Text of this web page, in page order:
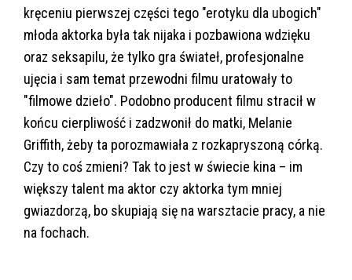
kręceniu pierwszej części tego "erotyku dla ubogich"
młoda aktorka była tak nijaka i pozbawiona wdzięku
oraz seksapilu, że tylko gra świateł, profesjonalne
ujęcia i sam temat przewodni filmu uratowały to
"filmowe dzieło". Podobno producent filmu stracił w
końcu cierpliwość i zadzwonił do matki, Melanie
Griffith, żeby ta porozmawiała z rozkapryszoną córką.
Czy to coś zmieni? Tak to jest w świecie kina – im
większy talent ma aktor czy aktorka tym mniej
gwiazdorzą, bo skupiają się na warsztacie pracy, a nie
na fochach.